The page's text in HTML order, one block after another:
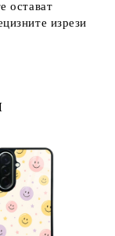
остават
изрези